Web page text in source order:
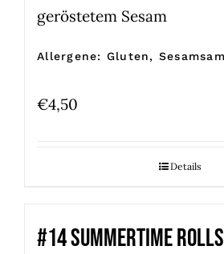
geröstetem Sesam
Allergene: Gluten,
€4,50
Details
#14 SUMMERTIME ROLLS